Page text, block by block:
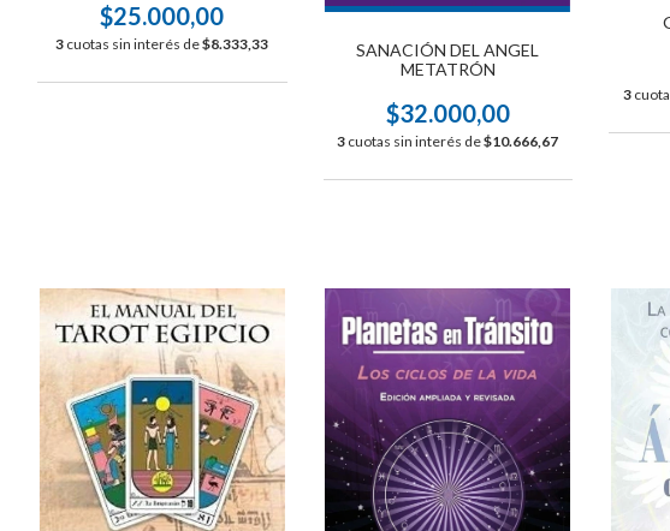
$25.000,00
3 cuotas sin interés de$8.333,33
SANACIÓN DEL ANGEL
METATRÓN
$32.000,00
3 cuotas sin interés de$10.666,67
3